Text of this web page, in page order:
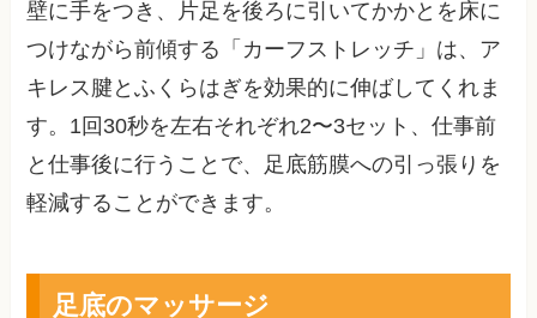
壁に手をつき、片足を後ろに引いてかかとを床に
つけながら前傾する「カーフストレッチ」は、ア
キレス腱とふくらはぎを効果的に伸ばしてくれま
す。1回30秒を左右それぞれ2〜3セット、仕事前
と仕事後に行うことで、足底筋膜への引っ張りを
軽減することができます。
足底のマッサージ